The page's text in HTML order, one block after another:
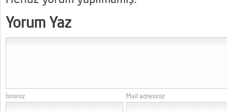
Yorum Yaz
İsminiz Mail adresiniz